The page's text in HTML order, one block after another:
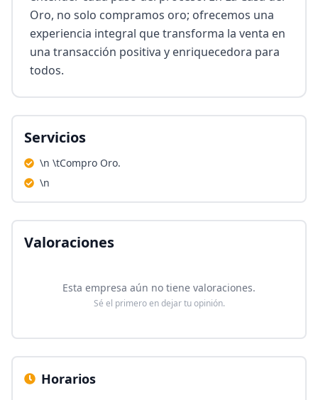
Oro, no solo compramos oro; ofrecemos una
experiencia integral que transforma la venta en
una transacción positiva y enriquecedora para
todos.
Servicios
\n \tCompro Oro.
\n
Valoraciones
Esta empresa aún no tiene valoraciones.
Sé el primero en dejar tu opinión.
Horarios